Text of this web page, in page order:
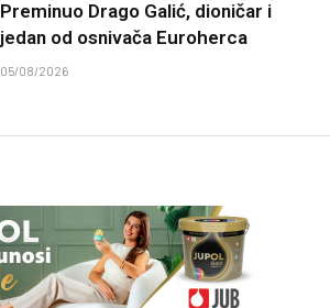
Preminuo Drago Galić, dioničar i
jedan od osnivača Euroherca
05/08/2026